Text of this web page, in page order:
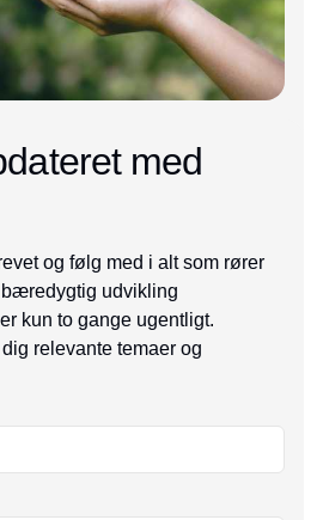
med
og følg med i alt som rører
udvikling
kun to gange ugentligt.
relevante temaer og